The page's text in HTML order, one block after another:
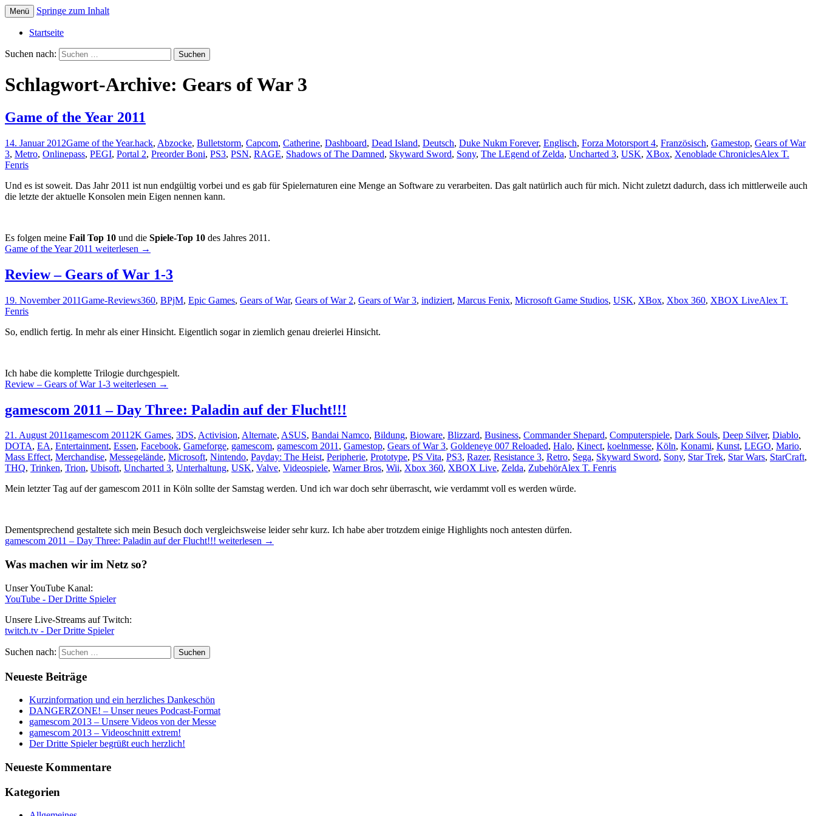
Der Dritte Spieler
Menü Springe zum Inhalt
Startseite
Suchen nach:
Schlagwort-Archive: Gears of War 3
Game of the Year 2011
14. Januar 2012Game of the Year.hack, Abzocke, Bulletstorm, Capcom, Catherine, Dashboard, Dead Island, Deutsch, Duke Nukm Forever, Englisch, Forza Motorsport 4, Französisch, Gamestop, Gears of War
3, Metro, Onlinepass, PEGI, Portal 2, Preorder Boni, PS3, PSN, RAGE, Shadows of The Damned, Skyward Sword, Sony, The LEgend of Zelda, Uncharted 3, USK, XBox, Xenoblade ChroniclesAlex T.
Fenris
Und es ist soweit. Das Jahr 2011 ist nun endgültig vorbei und es gab für Spielernaturen eine Menge an Software zu verarbeiten. Das galt natürlich auch für mich. Nicht zuletzt dadurch, dass ich mittlerweile auch
die letzte der aktuelle Konsolen mein Eigen nennen kann.
Es folgen meine Fail Top 10 und die Spiele-Top 10 des Jahres 2011.
Game of the Year 2011 weiterlesen →
Review – Gears of War 1-3
19. November 2011Game-Reviews360, BPjM, Epic Games, Gears of War, Gears of War 2, Gears of War 3, indiziert, Marcus Fenix, Microsoft Game Studios, USK, XBox, Xbox 360, XBOX LiveAlex T.
Fenris
So, endlich fertig. In mehr als einer Hinsicht. Eigentlich sogar in ziemlich genau dreierlei Hinsicht.
Ich habe die komplette Trilogie durchgespielt.
Review – Gears of War 1-3 weiterlesen →
gamescom 2011 – Day Three: Paladin auf der Flucht!!!
21. August 2011gamescom 20112K Games, 3DS, Activision, Alternate, ASUS, Bandai Namco, Bildung, Bioware, Blizzard, Business, Commander Shepard, Computerspiele, Dark Souls, Deep Silver, Diablo,
DOTA, EA, Entertainment, Essen, Facebook, Gameforge, gamescom, gamescom 2011, Gamestop, Gears of War 3, Goldeneye 007 Reloaded, Halo, Kinect, koelnmesse, Köln, Konami, Kunst, LEGO, Mario,
Mass Effect, Merchandise, Messegelände, Microsoft, Nintendo, Payday: The Heist, Peripherie, Prototype, PS Vita, PS3, Razer, Resistance 3, Retro, Sega, Skyward Sword, Sony, Star Trek, Star Wars, StarCraft,
THQ, Trinken, Trion, Ubisoft, Uncharted 3, Unterhaltung, USK, Valve, Videospiele, Warner Bros, Wii, Xbox 360, XBOX Live, Zelda, ZubehörAlex T. Fenris
Mein letzter Tag auf der gamescom 2011 in Köln sollte der Samstag werden. Und ich war doch sehr überrascht, wie verdammt voll es werden würde.
Dementsprechend gestaltete sich mein Besuch doch vergleichsweise leider sehr kurz. Ich habe aber trotzdem einige Highlights noch antesten dürfen.
gamescom 2011 – Day Three: Paladin auf der Flucht!!! weiterlesen →
Was machen wir im Netz so?
Unser YouTube Kanal:
YouTube - Der Dritte Spieler
Unsere Live-Streams auf Twitch:
twitch.tv - Der Dritte Spieler
Suchen nach:
Neueste Beiträge
Kurzinformation und ein herzliches Dankeschön
DANGERZONE! – Unser neues Podcast-Format
gamescom 2013 – Unsere Videos von der Messe
gamescom 2013 – Videoschnitt extrem!
Der Dritte Spieler begrüßt euch herzlich!
Neueste Kommentare
Kategorien